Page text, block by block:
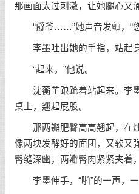
那画面太过刺激，让她腿心又
“爵爷……”她声音发颤，“
李墨吐出她的手指，站起身
“起来。”他说。
沈蘅芷踉跄着站起来。李
桌上，翘起屁股。
那两瓣肥臀高高翘起，在
像两块发酵好的面团，又软又
臀缝深幽，两瓣臀肉紧紧夹着
李墨伸手，“啪”的一声，一